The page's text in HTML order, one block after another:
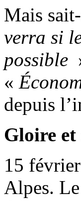
Mais
verra si
possible
«
depuis
Gloire et
15
Alpes.